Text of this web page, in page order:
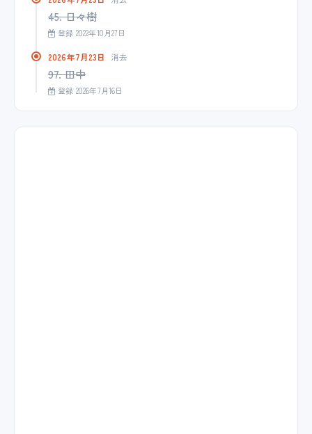
45. 日々樹
登録 2022年10月27日
2026年7月23日 消去
97. 田中
登録 2026年7月16日